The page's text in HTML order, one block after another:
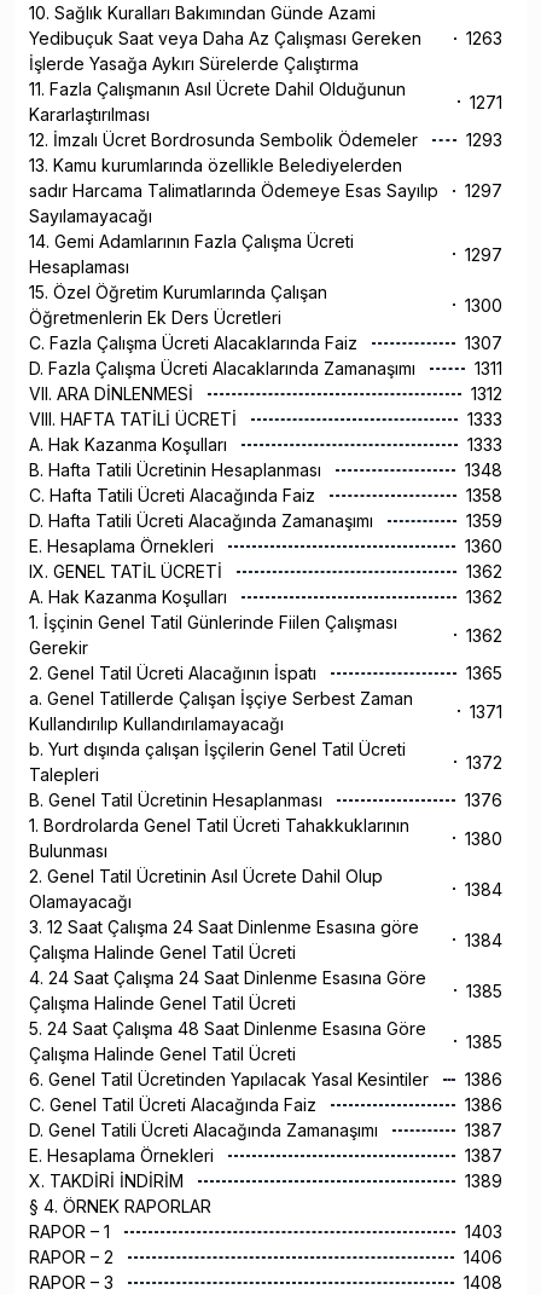
10. Sağlık Kuralları Bakımından Günde Azami
Yedibuçuk Saat veya Daha Az Çalışması Gereken
İşlerde Yasağa Aykırı Sürelerde Çalıştırma
1263
11. Fazla Çalışmanın Asıl Ücrete Dahil Olduğunun
Kararlaştırılması
1271
12. İmzalı Ücret Bordrosunda Sembolik Ödemeler
1293
13. Kamu kurumlarında özellikle Belediyelerden
sadır Harcama Talimatlarında Ödemeye Esas Sayılıp
Sayılamayacağı
1297
14. Gemi Adamlarının Fazla Çalışma Ücreti
Hesaplaması
1297
15. Özel Öğretim Kurumlarında Çalışan
Öğretmenlerin Ek Ders Ücretleri
1300
C. Fazla Çalışma Ücreti Alacaklarında Faiz
1307
D. Fazla Çalışma Ücreti Alacaklarında Zamanaşımı
1311
VII. ARA DİNLENMESİ
1312
VIII. HAFTA TATİLİ ÜCRETİ
1333
A. Hak Kazanma Koşulları
1333
B. Hafta Tatili Ücretinin Hesaplanması
1348
C. Hafta Tatili Ücreti Alacağında Faiz
1358
D. Hafta Tatili Ücreti Alacağında Zamanaşımı
1359
E. Hesaplama Örnekleri
1360
IX. GENEL TATİL ÜCRETİ
1362
A. Hak Kazanma Koşulları
1362
1. İşçinin Genel Tatil Günlerinde Fiilen Çalışması
Gerekir
1362
2. Genel Tatil Ücreti Alacağının İspatı
1365
a. Genel Tatillerde Çalışan İşçiye Serbest Zaman
Kullandırılıp Kullandırılamayacağı
1371
b. Yurt dışında çalışan İşçilerin Genel Tatil Ücreti
Talepleri
1372
B. Genel Tatil Ücretinin Hesaplanması
1376
1. Bordrolarda Genel Tatil Ücreti Tahakkuklarının
Bulunması
1380
2. Genel Tatil Ücretinin Asıl Ücrete Dahil Olup
Olamayacağı
1384
3. 12 Saat Çalışma 24 Saat Dinlenme Esasına göre
Çalışma Halinde Genel Tatil Ücreti
1384
4. 24 Saat Çalışma 24 Saat Dinlenme Esasına Göre
Çalışma Halinde Genel Tatil Ücreti
1385
5. 24 Saat Çalışma 48 Saat Dinlenme Esasına Göre
Çalışma Halinde Genel Tatil Ücreti
1385
6. Genel Tatil Ücretinden Yapılacak Yasal Kesintiler
1386
C. Genel Tatil Ücreti Alacağında Faiz
1386
D. Genel Tatili Ücreti Alacağında Zamanaşımı
1387
E. Hesaplama Örnekleri
1387
X. TAKDİRİ İNDİRİM
1389
§ 4. ÖRNEK RAPORLAR
RAPOR – 1
1403
RAPOR – 2
1406
RAPOR – 3
1408